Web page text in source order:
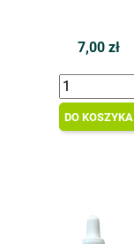
7,00 zł
DO KOSZYKA